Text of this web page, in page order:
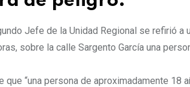
Jefe de la Unidad Regional se refirió a
sobre la calle Sargento García una
“una persona de aproximadamente 18